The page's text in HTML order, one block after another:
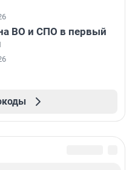
ВО и СПО в первый